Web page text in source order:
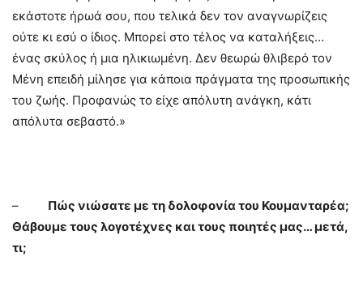
εκάστοτε ήρωά σου, που τελικά δεν τον αναγνωρίζεις
ούτε κι εσύ ο ίδιος. Μπορεί στο τέλος να καταλήξεις…
ένας σκύλος ή μια ηλικιωμένη. Δεν θεωρώ θλιβερό τον
Μένη επειδή μίλησε για κάποια πράγματα της προσωπικής
του ζωής. Προφανώς το είχε απόλυτη ανάγκη, κάτι
απόλυτα σεβαστό.»
– Πώς νιώσατε με τη δολοφονία του Κουμανταρέα;
Θάβουμε τους λογοτέχνες και τους ποιητές μας… μετά,
τι;